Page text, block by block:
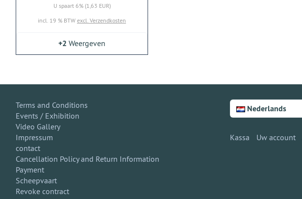
U spaart 6% (1,63 EUR)
incl. 19 % BTW excl. Verzendkosten
+2 Weergeven
Terms and Conditions
Events / Exhibition
Video Gallery
Impressum
contact
Cancellation Policy and Return Information
Payment
Scheepvaart
Revoke contract
Nederlands
Kassa Uw account